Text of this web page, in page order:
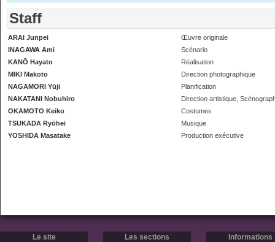
Staff
ARAI Junpei
Œuvre originale
INAGAWA Ami
Scénario
KANŌ Hayato
Réalisation
MIKI Makoto
Direction photographique
NAGAMORI Yūji
Planification
NAKATANI Nobuhiro
Direction artistique,
OKAMOTO Keiko
Costumes
TSUKADA Ryōhei
Musique
YOSHIDA Masatake
Production exécutive
Le site
Les sections
Informations